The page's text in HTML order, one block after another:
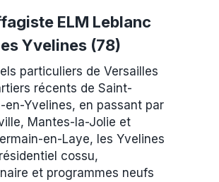
ELM Leblanc
Yvelines (78)
particuliers de Versailles
récents de Saint-
en-Yvelines, en passant par
Mantes-la-Jolie et
en-Laye, les Yvelines
cossu,
et programmes neufs